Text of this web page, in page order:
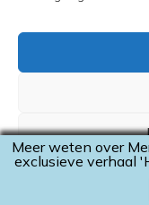
“De
Tim en
ook Charlie
“We kunnen
“Yes,
Meer weten over
exclusieve verhaal